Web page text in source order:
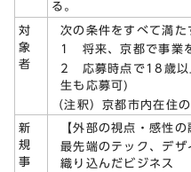
る。
対
象
者
次の条件をすべて満た
1 将来、京都で事業
2 応募時点で18歳以
生も応募可)
（注釈）京都市内在住
新
規
事
【外部の視点・感性の
最先端のテック、デ
織り込んだビジネス